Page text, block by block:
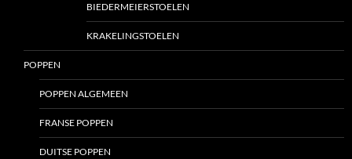
BIEDERMEIERSTOELEN
KRAKELINGSTOELEN
POPPEN
POPPEN ALGEMEEN
FRANSE POPPEN
DUITSE POPPEN